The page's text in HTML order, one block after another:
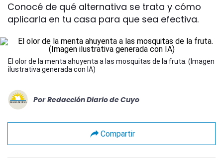
Conocé de qué alternativa se trata y cómo
aplicarla en tu casa para que sea efectiva.
El olor de la menta ahuyenta a las mosquitas de la fruta. (Imagen
ilustrativa generada con IA)
Por Redacción Diario de Cuyo
Compartir